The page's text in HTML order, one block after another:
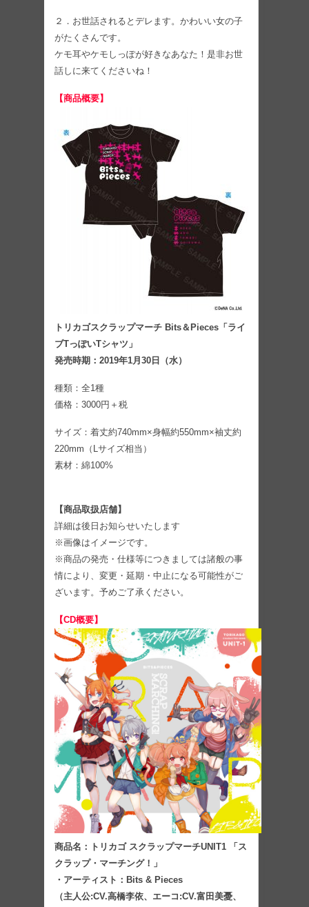
２．お世話されるとデレます。かわいい女の子
がたくさんです。
ケモ耳やケモしっぽが好きなあなた！是非お世
話しに来てくださいね！
【商品概要】
トリカゴスクラップマーチ Bits＆Pieces「ライ
ブTっぽいTシャツ」
発売時期：2019年1月30日（水）
種類：全1種
価格：3000円＋税
サイズ：着丈約740mm×身幅約550mm×袖丈約
220mm（Lサイズ相当）
素材：綿100%
【商品取扱店舗】
詳細は後日お知らせいたします
※画像はイメージです。
※商品の発売・仕様等につきましては諸般の事
情により、変更・延期・中止になる可能性がご
ざいます。予めご了承ください。
【CD概要】
商品名：トリカゴ スクラップマーチUNIT1 「ス
クラップ・マーチング！」
・アーティスト：Bits & Pieces
（主人公:CV.高橋李依、エーコ:CV.富田美憂、